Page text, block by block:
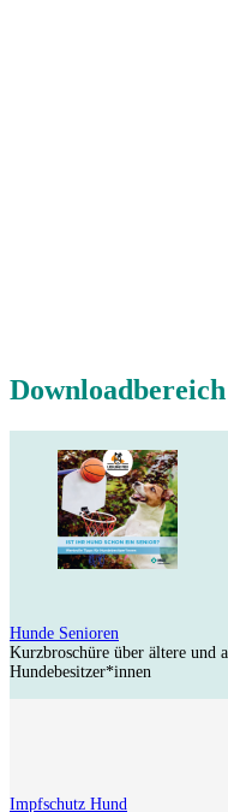
Hunde Senioren
Kurzbroschüre über ältere und
Hundebesitzer*innen
Impfschutz Hund